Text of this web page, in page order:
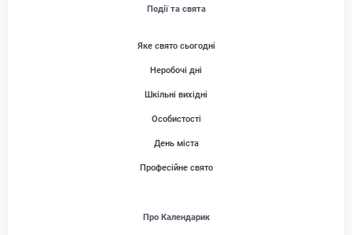
Події та свята
Яке свято сьогодні
Неробочі дні
Шкільні вихідні
Особистості
День міста
Професійне свято
Про Календарик